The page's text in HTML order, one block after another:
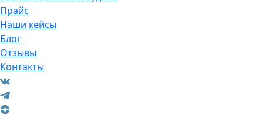
Прайс
Наши кейсы
Блог
Отзывы
Контакты